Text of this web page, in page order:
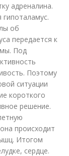
адреналина.
гипоталамус.
об
передается к
Под
Поэтому
ситуации
короткого
решение.
происходит
Итогом
сердце.